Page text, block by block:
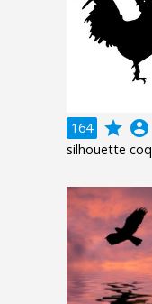
164 grade account_circle
silhouette coq